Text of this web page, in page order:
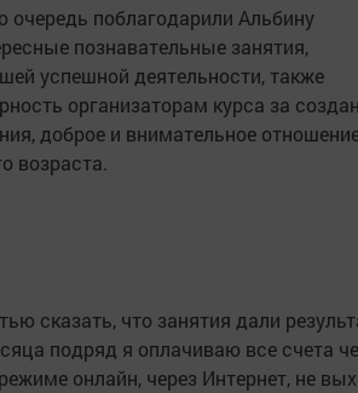
очередь поблагодарили Альбину
познавательные занятия,
успешной деятельности, также
организаторам курса за
доброе и внимательное
возраста.
сказать, что занятия дали
подряд я оплачиваю все счета
онлайн, через Интернет, не